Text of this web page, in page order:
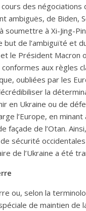
des négociations
ambiguës, de Biden,
soumettre à Xi-Jing-
but de l’ambiguïté et
le Président Macron
aux règles
oubliées par les
la
en Ukraine ou de
l’Europe, en minant
façade de l’Otan.
sécurité
de l’Ukraine a été
ou, selon la
de maintien de